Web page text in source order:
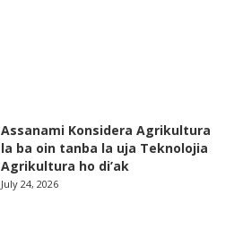
Assanami Konsidera Agrikultura
la ba oin tanba la uja Teknolojia
Agrikultura ho di’ak
July 24, 2026